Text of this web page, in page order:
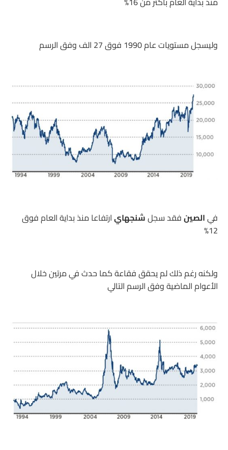
وليسجل مستويات عام 1990 فوق 27 الف وفق الرسم
فيالصينفقد سجلشنجهايارتفاعا منذ بداية العام فوق
12%
ولكنه رغم ذلك لم يحقق فقاعة كما حدث في مرتين خلال
الأعوام الماضية وفق الرسم التالي